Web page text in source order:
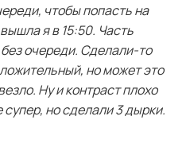
чтобы попасть на
я в 15:50. Часть
очереди. Сделали-то
но может это
Ну и контраст плохо
но сделали 3 дырки.